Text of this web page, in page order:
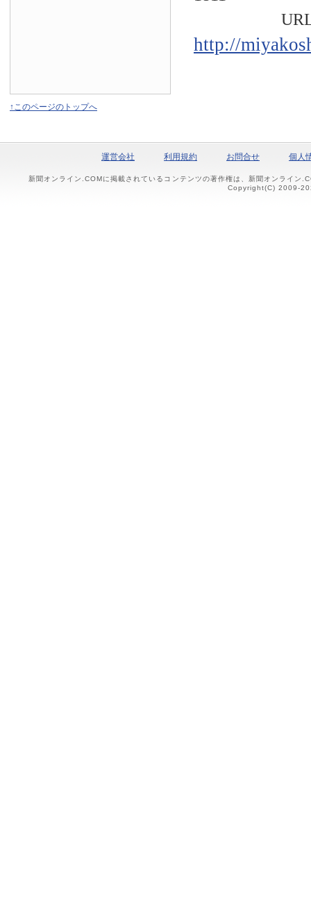
URL
http://
↑このページのトップへ
運営会社 利用規約 お問合せ 個人
新聞オンライン.COMに掲載されているコンテンツの著作権は、新聞オンライン
Copyright(C) 2009-